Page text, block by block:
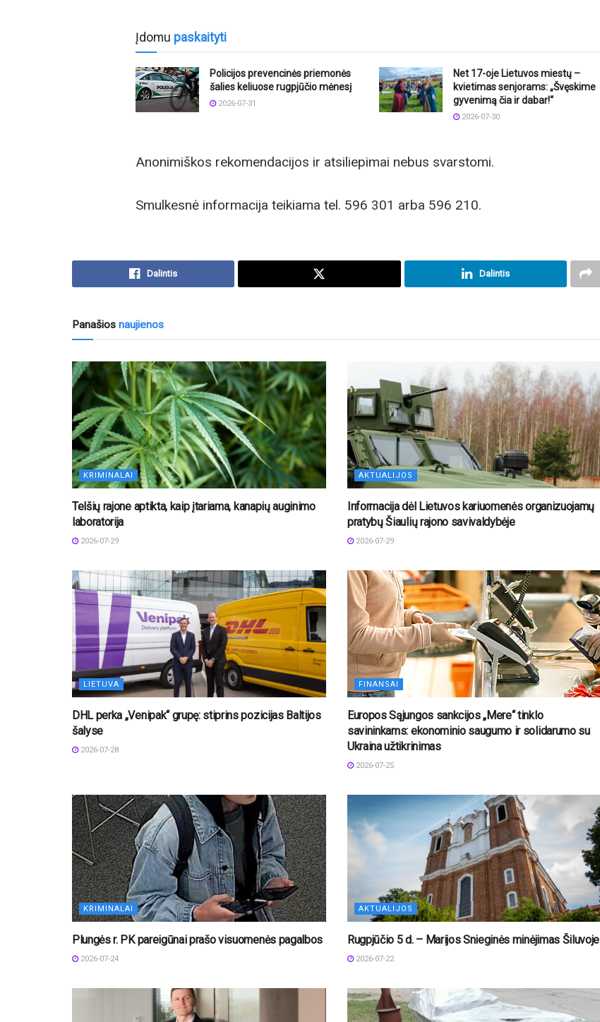
Įdomu paskaityti
Policijos prevencinės priemonės
šalies keliuose rugpjūčio mėnesį
2026-07-31
Net 17-oje Lietuvos miestų –
kvietimas senjorams: „Švęskime
gyvenimą čia ir dabar!“
2026-07-30
Anonimiškos rekomendacijos ir atsiliepimai nebus svarstomi.
Smulkesnė informacija teikiama tel. 596 301 arba 596 210.
Dalintis Dalintis
Panašios naujienos
KRIMINALAI
Telšių rajone aptikta, kaip įtariama, kanapių auginimo
laboratorija
2026-07-29
AKTUALIJOS
Informacija dėl Lietuvos kariuomenės organizuojamų
pratybų Šiaulių rajono savivaldybėje
2026-07-29
LIETUVA
DHL perka „Venipak“ grupę: stiprins pozicijas Baltijos
šalyse
2026-07-28
FINANSAI
Europos Sąjungos sankcijos „Mere“ tinklo
savininkams: ekonominio saugumo ir solidarumo su
Ukraina užtikrinimas
2026-07-25
KRIMINALAI
Plungės r. PK pareigūnai prašo visuomenės pagalbos
2026-07-24
AKTUALIJOS
Rugpjūčio 5 d. – Marijos Snieginės minėjimas Šiluvoje
2026-07-22